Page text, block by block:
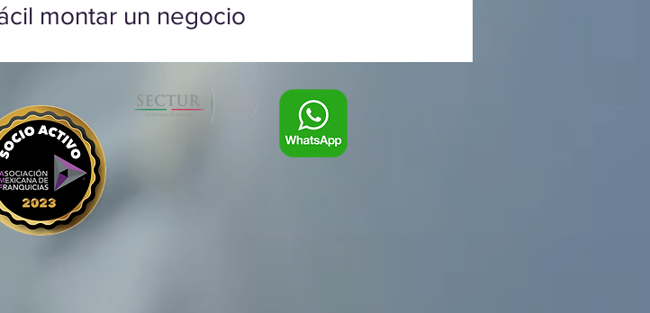
montar un negocio